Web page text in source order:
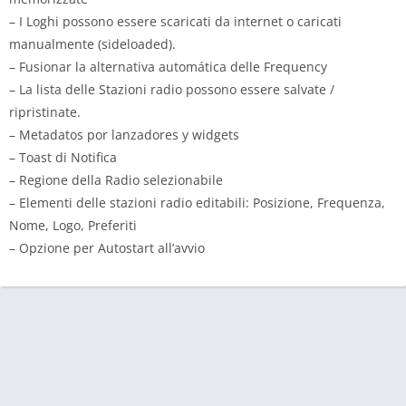
– I Loghi possono essere scaricati da internet o caricati
manualmente (sideloaded).
– Fusionar la alternativa automática delle Frequency
– La lista delle Stazioni radio possono essere salvate /
ripristinate.
– Metadatos por lanzadores y widgets
– Toast di Notifica
– Regione della Radio selezionabile
– Elementi delle stazioni radio editabili: Posizione, Frequenza,
Nome, Logo, Preferiti
– Opzione per Autostart all’avvio